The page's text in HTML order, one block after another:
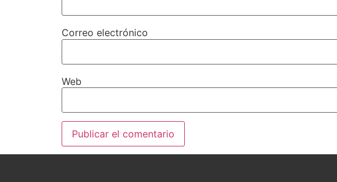
Correo electrónico
Web